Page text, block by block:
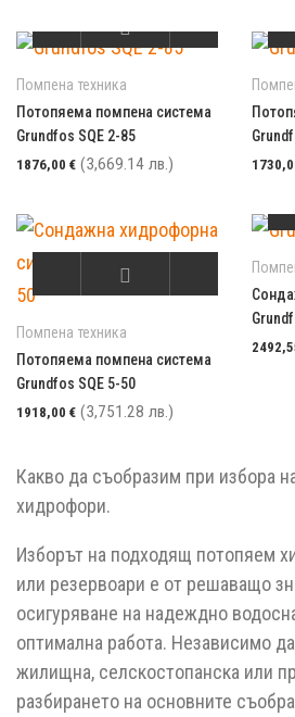
Помпена техника
Потопяема помпена система
Grundfos SQE 2-85
1876,00 € (3,669.14 лв.)
Помпена техника
Потопяема помпена система
Grundfos SQE 5-50
1918,00 € (3,751.28 лв.)
Какво да съобразим при избора
хидрофори.
Изборът на подходящ потопяем
или резервоари е от решаващо
осигуряване на надеждно
оптимална работа. Независимо
жилищна, селскостопанска или
разбирането на основните